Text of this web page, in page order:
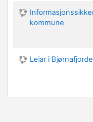
kommune
Leiar i